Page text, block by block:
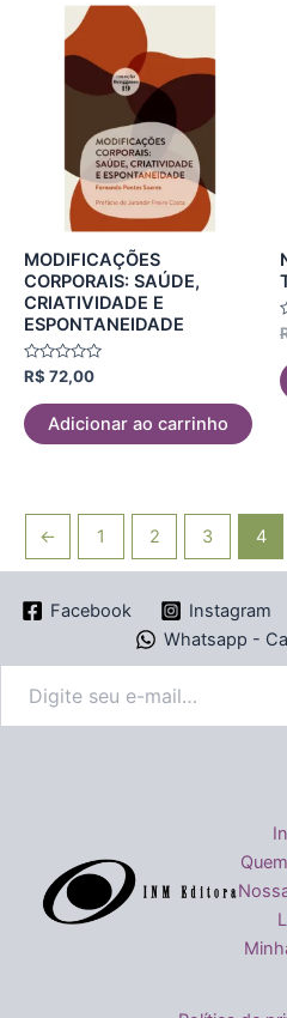
MODIFICAÇÕES
CORPORAIS: SAÚDE,
CRIATIVIDADE E
ESPONTANEIDADE
Avaliação
0
de
5
R$ 72,00
Adicionar ao carrinho
0
5
← 1 2 3 4
Facebook Instagram
Whatsapp -